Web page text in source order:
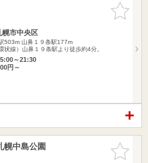
お気に入
りに追加
幌市中央区
503m 山鼻１９条駅177m
状線）山鼻１９条駅より徒歩約4分。
～21:30
円～
お気に入
りに追加
幌中島公園